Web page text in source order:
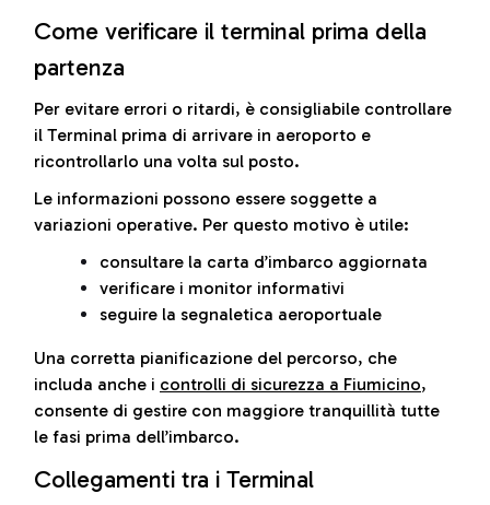
Come verificare il terminal prima della
partenza
Per evitare errori o ritardi, è consigliabile controllare
il Terminal prima di arrivare in aeroporto e
ricontrollarlo una volta sul posto.
Le informazioni possono essere soggette a
variazioni operative. Per questo motivo è utile:
consultare la carta d’imbarco aggiornata
verificare i monitor informativi
seguire la segnaletica aeroportuale
Una corretta pianificazione del percorso, che
includa anche i controlli di sicurezza a Fiumicino,
consente di gestire con maggiore tranquillità tutte
le fasi prima dell’imbarco.
Collegamenti tra i Terminal